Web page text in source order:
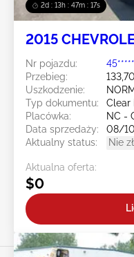
2d : 13h : 47m : 14s
2015
Nr pojazdu:
Przebieg:
Uszkodzenie:
Typ dokumentu:
Clear
Placówka:
NC -
Data sprzedaży:
08/
Aktualny status:
Nie
Aktualna oferta:
$0